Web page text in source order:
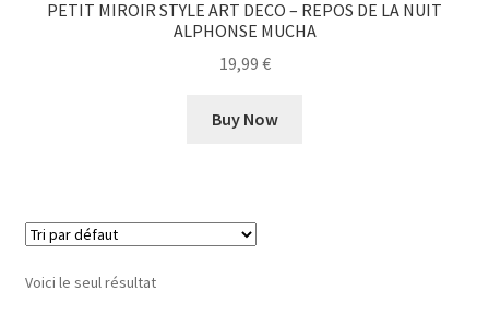
PETIT MIROIR STYLE ART DECO – REPOS DE LA NUIT
ALPHONSE MUCHA
19,99 €
Buy Now
Voici le seul résultat